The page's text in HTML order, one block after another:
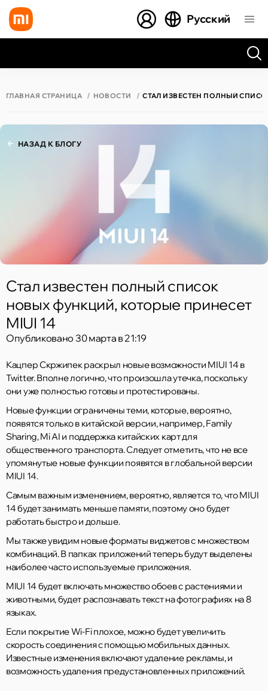
Русский
ГЛАВНАЯ СТРАНИЦА НОВОСТИ СТАЛ ИЗВЕСТЕН ПОЛНЫЙ
НАЗАД К БЛОГУ
Стал известен полный список
новых функций, которые принесет
MIUI 14
Опубликовано 30 марта в 21:19
Кацпер Скржипек раскрыл новые возможности MIUI 14 в
Twitter. Вполне логично, что произошла утечка, поскольку
они уже полностью готовы и протестированы.
Новые функции ограничены теми, которые, вероятно,
появятся только в китайской версии, например, Family
Sharing, Mi AI и поддержка китайских карт для
общественного транспорта. Следует отметить, что не все
упомянутые новые функции появятся в глобальной версии
MIUI 14.
Самым важным изменением, вероятно, является то, что MIUI
14 будет занимать меньше памяти, поэтому оно будет
работать быстро и дольше.
Мы также увидим новые форматы виджетов с множеством
комбинаций. В папках приложений теперь будут выделены
наиболее часто используемые приложения.
MIUI 14 будет включать множество обоев с растениями и
животными, будет распознавать текст на фотографиях на 8
языках.
Если покрытие Wi-Fi плохое, можно будет увеличить
скорость соединения с помощью мобильных данных.
Известные изменения включают удаление рекламы, и
возможность удаления предустановленных приложений.